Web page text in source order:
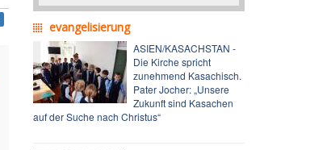
evangelisierung
ASIEN/KASACHSTAN -
Die Kirche spricht
zunehmend Kasachisch.
Pater Jocher: „Unsere
Zukunft sind Kasachen
auf der Suche nach Christus“